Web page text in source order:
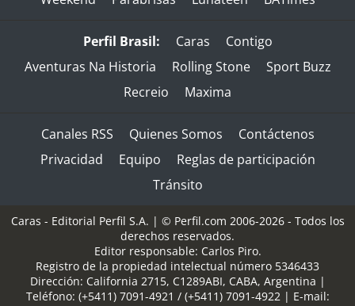
Perfil Brasil: Caras
Contigo
Aventuras Na Historia
Rolling Stone
Sport Buzz
Recreio
Maxima
Canales RSS Quienes Somos
Contáctenos
Privacidad
Equipo
Reglas de participación
Tránsito
Caras - Editorial Perfil S.A. | © Perfil.com 2006-2026 - Todos los
derechos reservados.
Editor responsable: Carlos Piro.
Registro de la propiedad intelectual número 5346433
Dirección: California 2715, C1289ABI, CABA, Argentina |
Teléfono: (+5411) 7091-4921 / (+5411) 7091-4922| E-mail: